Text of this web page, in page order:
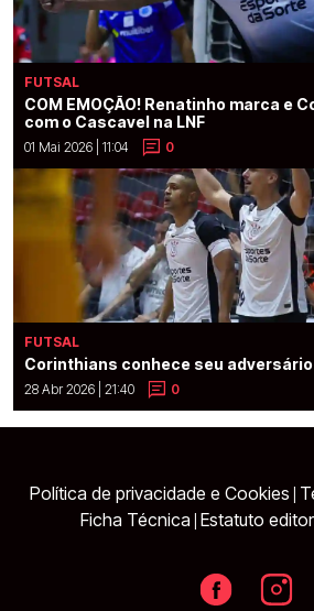
FUTSAL
COM EMOÇÃO! Renatinho marca e
com o Cascavel na LNF
01 Mai 2026 | 11:04 0
FUTSAL
Corinthians conhece seu adversário
28 Abr 2026 | 21:40 0
Política de privacidade e Cookies
Ficha Técnica Estatuto